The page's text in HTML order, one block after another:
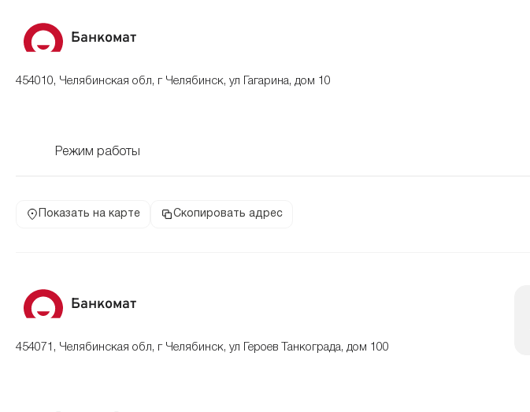
Банкомат
454010, Челябинская обл, г Челябинск, ул Гагарина, дом 10
Режим работы
Показать на карте Скопировать адрес
Банкомат
454071, Челябинская обл, г Челябинск, ул Героев Танкограда, дом 100